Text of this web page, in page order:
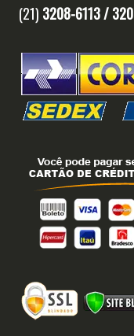
(21) 3208-6113 /